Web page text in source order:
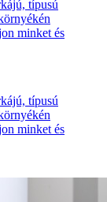
típusú
minket és
típusú
minket és